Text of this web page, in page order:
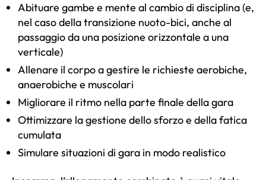
Abituare gambe e mente al cambio di disciplina (e,
nel caso della transizione nuoto-bici, anche al
passaggio da una posizione orizzontale a una
verticale)
Allenare il corpo a gestire le richieste aerobiche,
anaerobiche e muscolari
Migliorare il ritmo nella parte finale della gara
Ottimizzare la gestione dello sforzo e della fatica
cumulata
Simulare situazioni di gara in modo realistico